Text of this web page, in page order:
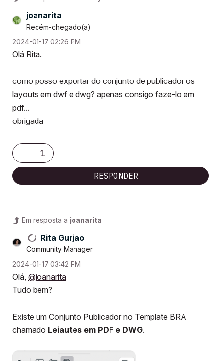
joanarita
Recém-chegado(a)
‎2024-01-17 02:26 PM
Olá Rita.
como posso exportar do conjunto de publicador os
layouts em dwf e dwg? apenas consigo faze-lo em
pdf...
obrigada
1
RESPONDER
Em resposta a joanarita
Rita Gurjao
Community Manager
‎2024-01-17 03:42 PM
Olá, @joanarita
Tudo bem?
Existe um Conjunto Publicador no Template BRA
chamado Leiautes em PDF e DWG.